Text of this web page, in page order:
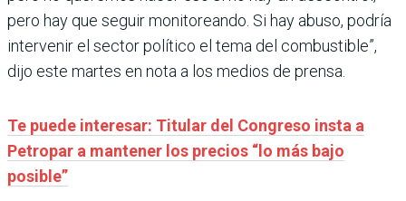
pero hay que seguir monitoreando. Si hay abuso, podría
intervenir el sector político el tema del combustible”,
dijo este martes en nota a los medios de prensa.
Te puede interesar: Titular del Congreso insta a
Petropar a mantener los precios “lo más bajo
posible”